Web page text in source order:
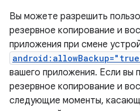
Вы можете разрешить
резервное копирование и
приложения при смене
вашего приложения. Если вы
резервное копирование и
следующие моменты,